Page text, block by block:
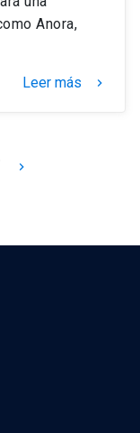
Anora,
Leer más keyboard_arrow_right
keyboard_arrow_right